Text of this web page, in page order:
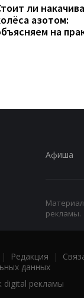
ли
азотом:
на
Афиша
рекламы.
| Редакция |
данных
рекламы